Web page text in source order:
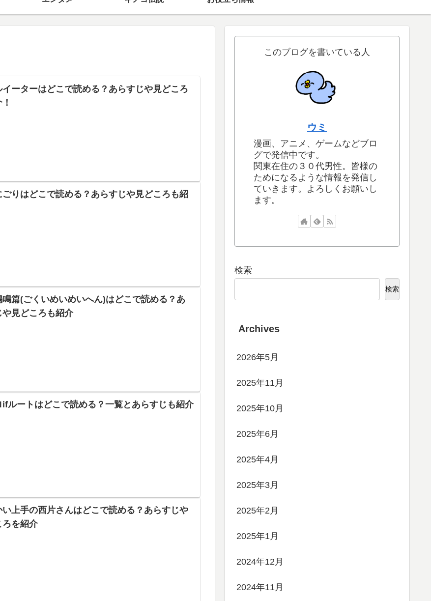
イーターはどこで読める？あらすじや見どころ
ごりはどこで読める？あらすじや見どころも紹
鳴篇(ごくいめいめいへん)はどこで読める？あ
や見どころも紹介
ifルートはどこで読める？一覧とあらすじも紹介
い上手の西片さんはどこで読める？あらすじや
ろを紹介
このブログを書いている人
ウミ
漫画、アニメ、ゲームなどブロ
グで発信中です。
関東在住の３０代男性。皆様の
ためになるような情報を発信し
ていきます。よろしくお願いし
ます。
検索
検索
Archives
2026年5月
2025年11月
2025年10月
2025年6月
2025年4月
2025年3月
2025年2月
2025年1月
2024年12月
2024年11月